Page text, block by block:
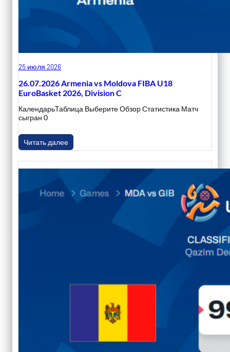
25 июля 2026
26.07.2026 Armenia vs Moldova FIBA U18
EuroBasket 2026, Division C
КалендарьТаблица Выберите Обзор Статистика Матч
сыгран 0
Читать далее